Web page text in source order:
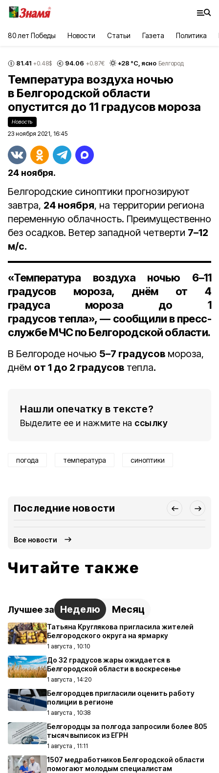
80 лет Победы Новости Статьи Газета Политика
81.41 +0.48$ 94.06 +0.87€ +28 °С, ясно Белгород
Температура воздуха ночью
в Белгородской области
опустится до 11 градусов мороза
Новость
23 ноября 2021, 16:45
24 ноября.
Белгородские синоптики прогнозируют
завтра, 24 ноября, на территории региона
переменную облачность. Преимущественно
без осадков. Ветер западной четверти 7–12
м/с.
«Температура воздуха ночью 6–11
градусов мороза, днём от 4
градуса мороза до 1
градусовтепла», — сообщили в пресс-
службе МЧС по Белгородской области.
В Белгороде ночью 5–7 градусов мороза,
днём от 1 до 2 градусов тепла.
Нашли опечатку в тексте?
Выделите ее и нажмите на ссылку
погода температура синоптики
Последние новости
Все новости
Читайте также
Лучшее за Неделю Месяц
Татьяна Круглякова пригласила жителей
Белгородского округа на ярмарку
1 августа , 10:10
До 32 градусов жары ожидается в
Белгородской области в воскресенье
1 августа , 14:20
Белгородцев пригласили оценить работу
полиции в регионе
1 августа , 10:38
Белгородцы за полгода запросили более 805
тысяч выписок из ЕГРН
1 августа , 11:11
1507 медработников Белгородской области
помогают молодым специалистам